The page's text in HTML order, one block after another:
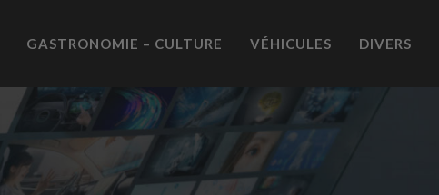
GASTRONOMIE – CULTURE VÉHICULES DIVERS